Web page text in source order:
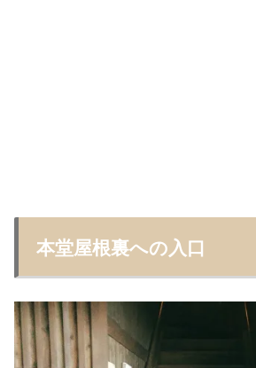
本堂屋根裏への入口